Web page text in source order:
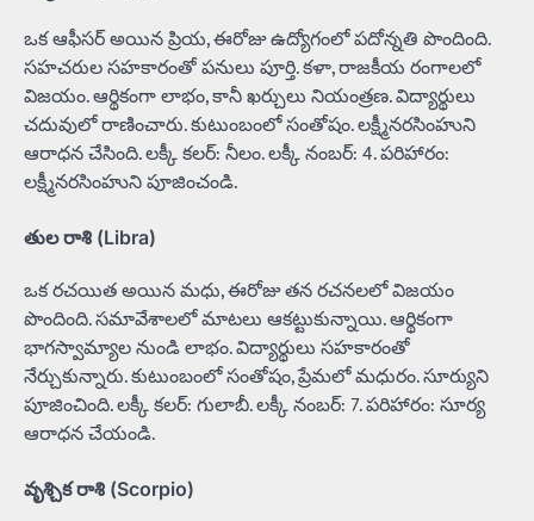
ఒక ఆఫీసర్ అయిన ప్రియ, ఈరోజు ఉద్యోగంలో పదోన్నతి పొందింది.
సహచరుల సహకారంతో పనులు పూర్తి. కళా, రాజకీయ రంగాలలో
విజయం. ఆర్థికంగా లాభం, కానీ ఖర్చులు నియంత్రణ. విద్యార్థులు
చదువులో రాణించారు. కుటుంబంలో సంతోషం. లక్ష్మీనరసింహుని
ఆరాధన చేసింది. లక్కీ కలర్: నీలం. లక్కీ నంబర్: 4. పరిహారం:
లక్ష్మీనరసింహుని పూజించండి.
తుల రాశి (Libra)
ఒక రచయిత అయిన మధు, ఈరోజు తన రచనలలో విజయం
పొందింది. సమావేశాలలో మాటలు ఆకట్టుకున్నాయి. ఆర్థికంగా
భాగస్వామ్యాల నుండి లాభం. విద్యార్థులు సహకారంతో
నేర్చుకున్నారు. కుటుంబంలో సంతోషం, ప్రేమలో మధురం. సూర్యుని
పూజించింది. లక్కీ కలర్: గులాబీ. లక్కీ నంబర్: 7. పరిహారం: సూర్య
ఆరాధన చేయండి.
వృశ్చిక రాశి (Scorpio)